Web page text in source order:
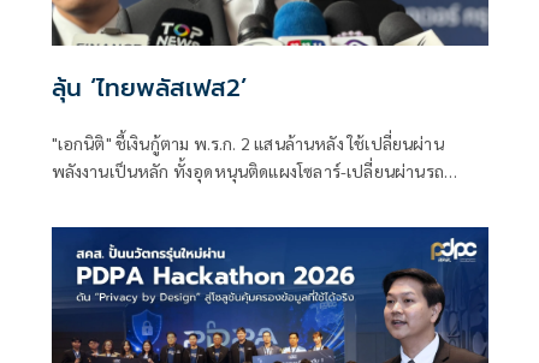
ลุ้น ‘ไทยพลัสเฟส2’
"เอกนิติ" ชี้เงินกู้ตาม พ.ร.ก. 2 แสนล้านหลัง ใช้เปลี่ยนผ่าน
พลังงานเป็นหลัก ทั้งอุดหนุนติดแผงโซลาร์-เปลี่ยนผ่านรถ
พร้อมให้ใช้กับไทยเที่ยวไทยพลัส ส่วนไทยช่วยไทยพลัส เฟส 2
รอประเมินความเหมาะสม นายกฯ เผยจะพยายาม